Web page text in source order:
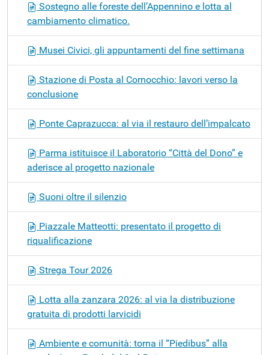
Sostegno alle foreste dell’Appennino e lotta al
cambiamento climatico.
Musei Civici, gli appuntamenti del fine settimana
Stazione di Posta al Cornocchio: lavori verso la
conclusione
Ponte Caprazucca: al via il restauro dell’impalcato
Parma istituisce il Laboratorio “Città del Dono” e
aderisce al progetto nazionale
Suoni oltre il silenzio
Piazzale Matteotti: presentato il progetto di
riqualificazione
Strega Tour 2026
Lotta alla zanzara 2026: al via la distribuzione
gratuita di prodotti larvicidi
Ambiente e comunità: torna il “Piedibus” alla